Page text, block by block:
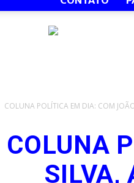
COLUNA POLÍTICA EM DIA: COM
COLUNA
SILVA,